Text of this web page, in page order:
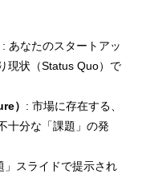
: あなたのスタートアッ
現状（Status Quo）で
） : 市場に存在する、
十分な「課題」の発
」スライドで提示され